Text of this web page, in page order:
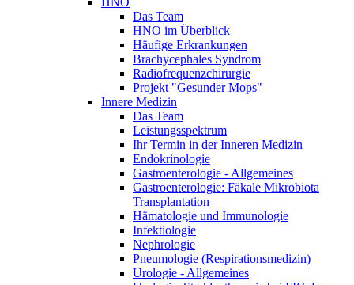
Das Team
HNO im Überblick
Häufige Erkrankungen
Brachycephales Syndrom
Radiofrequenzchirurgie
Projekt "Gesunder Mops"
Innere Medizin
Das Team
Leistungsspektrum
Ihr Termin in der Inneren Medizin
Endokrinologie
Gastroenterologie - Allgemeines
Gastroenterologie: Fäkale Mikrobiota
Transplantation
Hämatologie und Immunologie
Infektiologie
Nephrologie
Pneumologie (Respirationsmedizin)
Urologie - Allgemeines